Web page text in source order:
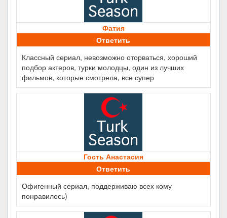
Фатия
Ответить
Классный сериал, невозможно оторваться, хороший
подбор актеров, турки молодцы, один из лучших
фильмов, которые смотрела, все супер
Гость Анастасия
Ответить
Офигенный сериал, поддерживаю всех кому
понравилось)